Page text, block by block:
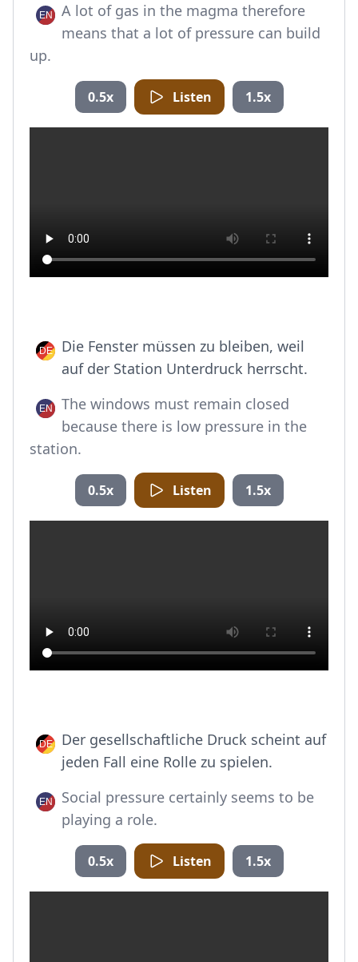
A lot of gas in the magma therefore
means that a lot of pressure can build
up.
0.5x Listen 1.5x
Die Fenster müssen zu bleiben, weil
auf der Station Unterdruck herrscht.
The windows must remain closed
because there is low pressure in the
station.
0.5x Listen 1.5x
Der gesellschaftliche Druck scheint auf
jeden Fall eine Rolle zu spielen.
Social pressure certainly seems to be
playing a role.
0.5x Listen 1.5x